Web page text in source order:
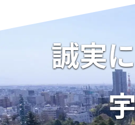
誠実